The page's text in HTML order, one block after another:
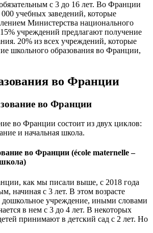
с 3 до 16 лет. Во Франции
000 учебных заведений, которые
Министерства национального
учреждений предлагают получение
20% из всех учреждений, которые
школьного образования во Франции,
во Франции
во Франции
во Франции состоит из двух циклов:
и начальная школа.
во Франции (école maternelle –
как мы писали выше, с 2018 года
начиная с 3 лет. В этом возрасте
дошкольное учреждение, иными словами
в нем с 3 до 4 лет. В некоторых
принимают в детский сад с 2 лет. Но